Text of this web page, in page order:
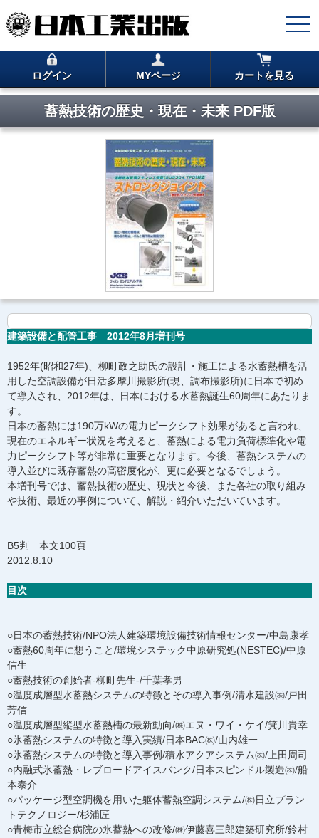
ログイン MYページ カートを見る
蓄熱技術の歴史・現在・未来 PDF版
建築設備と配管工事 2012年8月増刊号
1952年(昭和27年)、柳町政之助氏の設計・施工による水蓄熱槽を活
用した空調設備が日活多摩川撮影所(現、調布撮影所)に日本で初め
て導入され、2012年は、日本における水蓄熱誕生60周年にあたりま
す。
日本の蓄熱には190万kWの電力ピークシフト効果があると言われ、
現在のエネルギー状況を考えると、蓄熱による電力負荷標準化や電
力ピークシフト等が非常に重要となります。今後、蓄熱システムの
導入並びに既存蓄熱の高密度化が、更に必要となるでしょう。
本増刊号では、蓄熱技術の歴史、現状と今後、また各社の取り組み
や技術、最近の事例について、解説・紹介いただいています。
B5判 本文100頁
2012.8.10
目次
○日本の蓄熱技術/NPO法人建築環境設備技術情報センター/中島康孝
○蓄熱60周年に想うこと/環境システック中原研究処(NESTEC)/中原
信生
○蓄熱技術の創始者-柳町先生-/千葉孝男
○温度成層型水蓄熱システムの特徴とその導入事例/清水建設㈱/戸田
芳信
○温度成層型縦型水蓄熱槽の最新動向/㈱エヌ・ワイ・ケイ/箕川貴幸
○氷蓄熱システムの特徴と導入実績/日本BAC㈱/山内雄一
○氷蓄熱システムの特徴と導入事例/積水アクアシステム㈱/上田周司
○内融式氷蓄熱・レブロードアイスバンク/日本スピンドル製造㈱/船
本泰介
○パッケージ型空調機を用いた躯体蓄熱空調システム/㈱日立プラン
トテクノロジー/杉浦匠
○青梅市立総合病院の氷蓄熱への改修/㈱伊藤喜三郎建築研究所/鈴村